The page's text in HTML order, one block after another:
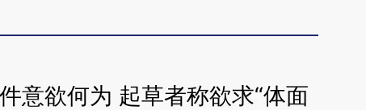
意欲何为 起草者称欲求“体面